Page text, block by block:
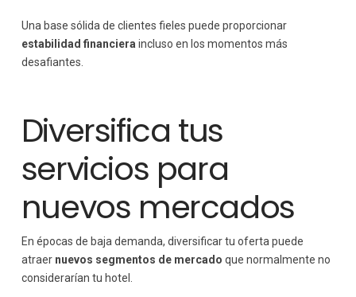
Una base sólida de clientes fieles puede proporcionar
estabilidad financiera incluso en los momentos más
desafiantes.
Diversifica tus
servicios para
nuevos mercados
En épocas de baja demanda, diversificar tu oferta puede
atraer nuevos segmentos de mercado que normalmente no
considerarían tu hotel.